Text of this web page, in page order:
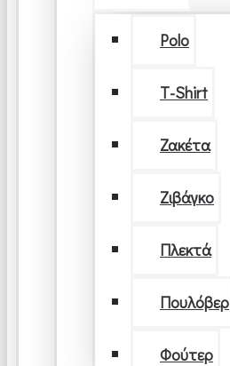
Polo
T-Shirt
Ζακέτα
Ζιβάγκο
Πλεκτά
Πουλόβερ
Φούτερ